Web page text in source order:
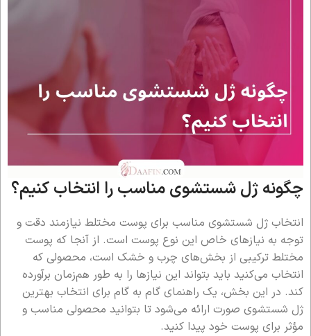
چگونه ژل شستشوی مناسب را انتخاب کنیم؟
انتخاب ژل شستشوی مناسب برای پوست مختلط نیازمند دقت و
توجه به نیازهای خاص این نوع پوست است. از آنجا که پوست
مختلط ترکیبی از بخش‌های چرب و خشک است، محصولی که
انتخاب می‌کنید باید بتواند این نیازها را به طور هم‌زمان برآورده
کند. در این بخش، یک راهنمای گام به گام برای انتخاب بهترین
ژل شستشوی صورت ارائه می‌شود تا بتوانید محصولی مناسب و
مؤثر برای پوست خود پیدا کنید.